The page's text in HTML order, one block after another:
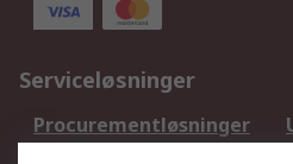
Serviceløsninger
Procurementløsninger